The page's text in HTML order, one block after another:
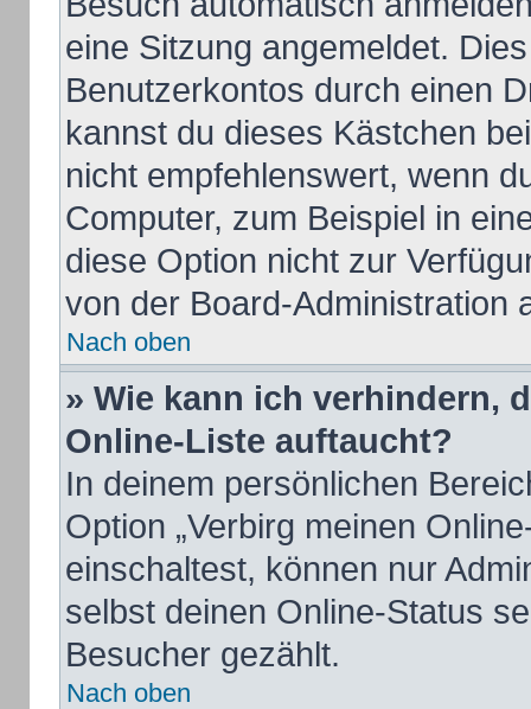
eine Sitzung angemeldet.
Benutzerkontos durch einen
kannst du dieses Kästchen
nicht empfehlenswert, wenn
Computer, zum Beispiel in
diese Option nicht zur
von der Board-Administration
Nach oben
» Wie kann ich verhindern,
Online-Liste auftaucht?
In deinem persönlichen
Option „Verbirg meinen
einschaltest, können nur
selbst deinen Online-Status
Besucher gezählt.
Nach oben